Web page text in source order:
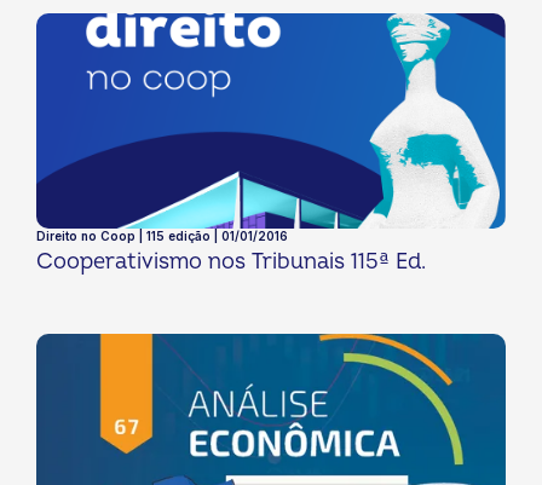
Direito no Coop | 115 edição | 01/01/2016
Cooperativismo nos Tribunais 115ª Ed.